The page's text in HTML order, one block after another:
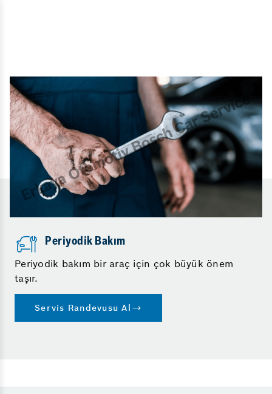
Periyodik Bakım
Periyodik bakım bir araç için çok büyük önem
taşır.
Servis Randevusu Al